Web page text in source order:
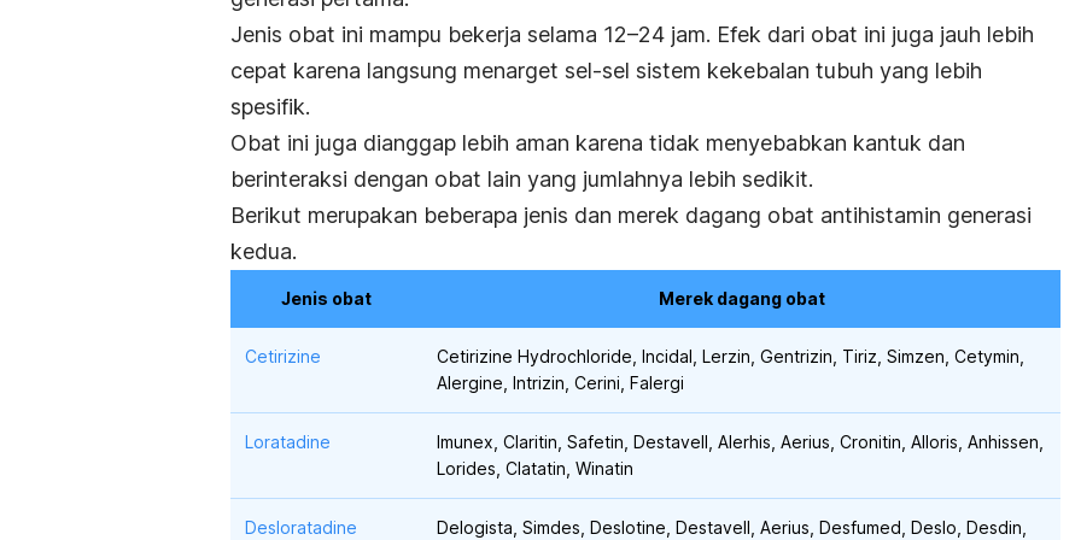
Jenis obat ini mampu bekerja selama 12–24 jam. Efek dari obat ini juga jauh lebih
cepat karena langsung menarget sel-sel sistem kekebalan tubuh yang lebih
spesifik.
Obat ini juga dianggap lebih aman karena tidak menyebabkan kantuk dan
berinteraksi dengan obat lain yang jumlahnya lebih sedikit.
Berikut merupakan beberapa jenis dan merek dagang obat antihistamin generasi
kedua.
Jenis obat Merek dagang obat
Cetirizine
Cetirizine Hydrochloride, Incidal, Lerzin, Gentrizin, Tiriz, Simzen, Cetymin,
Alergine, Intrizin, Cerini, Falergi
Loratadine
Imunex, Claritin, Safetin, Destavell, Alerhis, Aerius, Cronitin, Alloris, Anhissen,
Lorides, Clatatin, Winatin
Desloratadine Delogista, Simdes, Deslotine, Destavell, Aerius, Desfumed, Deslo, Desdin,